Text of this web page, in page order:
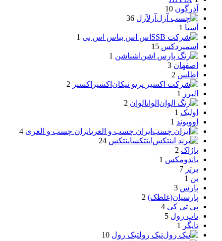
آذرگون 10
آرلآرل 36
آسیا 1
اس اس بیاس اس بی 1
اسمیردکس 15
اشناشن 1
اصفهان 3
اطلس 2
اکسیر اکسیر 2
البرز
1
الوانالوان 2
اولیک 1
اووبوند 1
ایران چسب و الغریایران چسب و الغری 4
اینتکساینتکس 24
باژاک 2
باندومکس 1
برتر 7
بن 1
پارس 3
پارسیان(غلطک) 2
پی تی کی 4
تاپ رول 5
تایگر
1
تیک رولتیک رول 10